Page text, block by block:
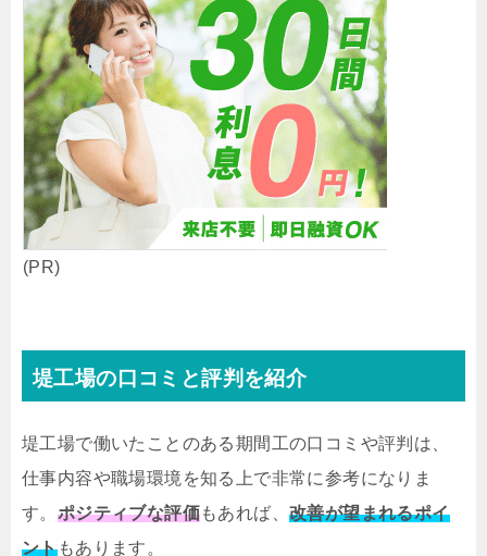
(PR)
堤工場の口コミと評判を紹介
堤工場で働いたことのある期間工の口コミや評判は、
仕事内容や職場環境を知る上で非常に参考になりま
す。 ポジティブな評価もあれば、改善が望まれるポイ
ントもあります。